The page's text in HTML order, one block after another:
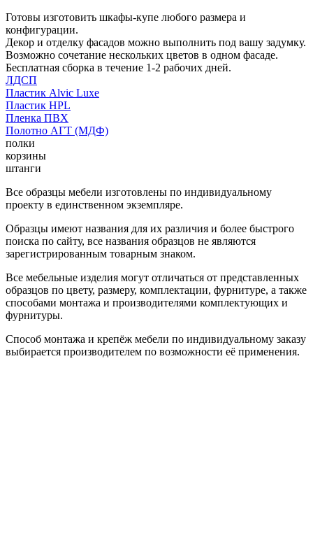
Готовы изготовить шкафы-купе любого размера и
конфигурации.
Декор и отделку фасадов можно выполнить под вашу задумку.
Возможно сочетание нескольких цветов в одном фасаде.
Бесплатная сборка в течение 1-2 рабочих дней.
ЛДСП
Пластик Alvic Luxe
Пластик HPL
Пленка ПВХ
Полотно АГТ (МДФ)
полки
корзины
штанги
Все образцы мебели изготовлены по индивидуальному
проекту в единственном экземпляре.
Образцы имеют названия для их различия и более быстрого
поиска по сайту, все названия образцов не являются
зарегистрированным товарным знаком.
Все мебельные изделия могут отличаться от представленных
образцов по цвету, размеру, комплектации, фурнитуре, а также
способами монтажа и производителями комплектующих и
фурнитуры.
Способ монтажа и крепёж мебели по индивидуальному заказу
выбирается производителем по возможности её применения.